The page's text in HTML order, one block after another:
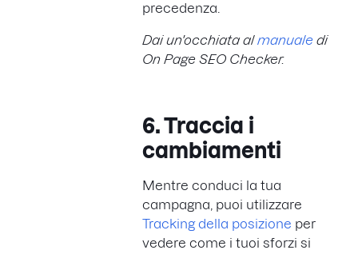
precedenza.
Dai un'occhiata almanuale di
On Page SEO Checker.
6. Traccia i
cambiamenti
Mentre conduci la tua
campagna, puoi utilizzare
Tracking della posizione per
vedere come i tuoi sforzi si